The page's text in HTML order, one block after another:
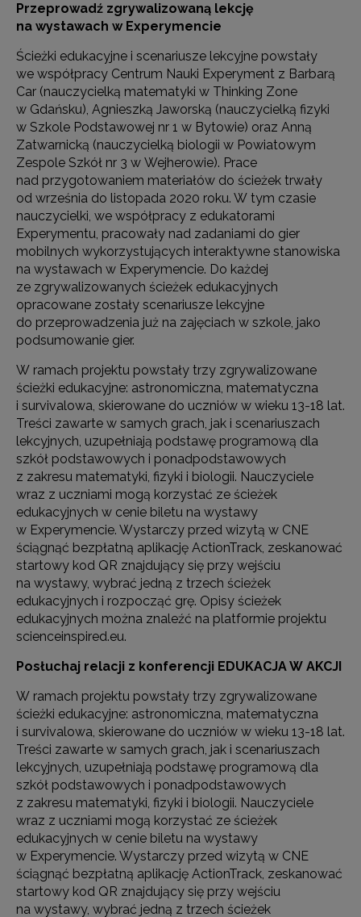
Przeprowadź zgrywalizowaną lekcję
na wystawach w Experymencie
Ścieżki edukacyjne i scenariusze lekcyjne powstały
we współpracy Centrum Nauki Experyment z Barbarą
Car (nauczycielką matematyki w Thinking Zone
w Gdańsku), Agnieszką Jaworską (nauczycielką fizyki
w Szkole Podstawowej nr 1 w Bytowie) oraz Anną
Zatwarnicką (nauczycielką biologii w Powiatowym
Zespole Szkół nr 3 w Wejherowie). Prace
nad przygotowaniem materiałów do ścieżek trwały
od września do listopada 2020 roku. W tym czasie
nauczycielki, we współpracy z edukatorami
Experymentu, pracowały nad zadaniami do gier
mobilnych wykorzystujących interaktywne stanowiska
na wystawach w Experymencie. Do każdej
ze zgrywalizowanych ścieżek edukacyjnych
opracowane zostały scenariusze lekcyjne
do przeprowadzenia już na zajęciach w szkole, jako
podsumowanie gier.
W ramach projektu powstały trzy zgrywalizowane
ścieżki edukacyjne: astronomiczna, matematyczna
i survivalowa, skierowane do uczniów w wieku 13-18 lat.
Treści zawarte w samych grach, jak i scenariuszach
lekcyjnych, uzupełniają podstawę programową dla
szkół podstawowych i ponadpodstawowych
z zakresu matematyki, fizyki i biologii. Nauczyciele
wraz z uczniami mogą korzystać ze ścieżek
edukacyjnych w cenie biletu na wystawy
w Experymencie. Wystarczy przed wizytą w CNE
ściągnąć bezpłatną aplikację ActionTrack, zeskanować
startowy kod QR znajdujący się przy wejściu
na wystawy, wybrać jedną z trzech ścieżek
edukacyjnych i rozpocząć grę. Opisy ścieżek
edukacyjnych można znaleźć na platformie projektu
scienceinspired.eu.
Posłuchaj relacji z konferencji EDUKACJA W AKCJI
W ramach projektu powstały trzy zgrywalizowane
ścieżki edukacyjne: astronomiczna, matematyczna
i survivalowa, skierowane do uczniów w wieku 13-18 lat.
Treści zawarte w samych grach, jak i scenariuszach
lekcyjnych, uzupełniają podstawę programową dla
szkół podstawowych i ponadpodstawowych
z zakresu matematyki, fizyki i biologii. Nauczyciele
wraz z uczniami mogą korzystać ze ścieżek
edukacyjnych w cenie biletu na wystawy
w Experymencie. Wystarczy przed wizytą w CNE
ściągnąć bezpłatną aplikację ActionTrack, zeskanować
startowy kod QR znajdujący się przy wejściu
na wystawy, wybrać jedną z trzech ścieżek